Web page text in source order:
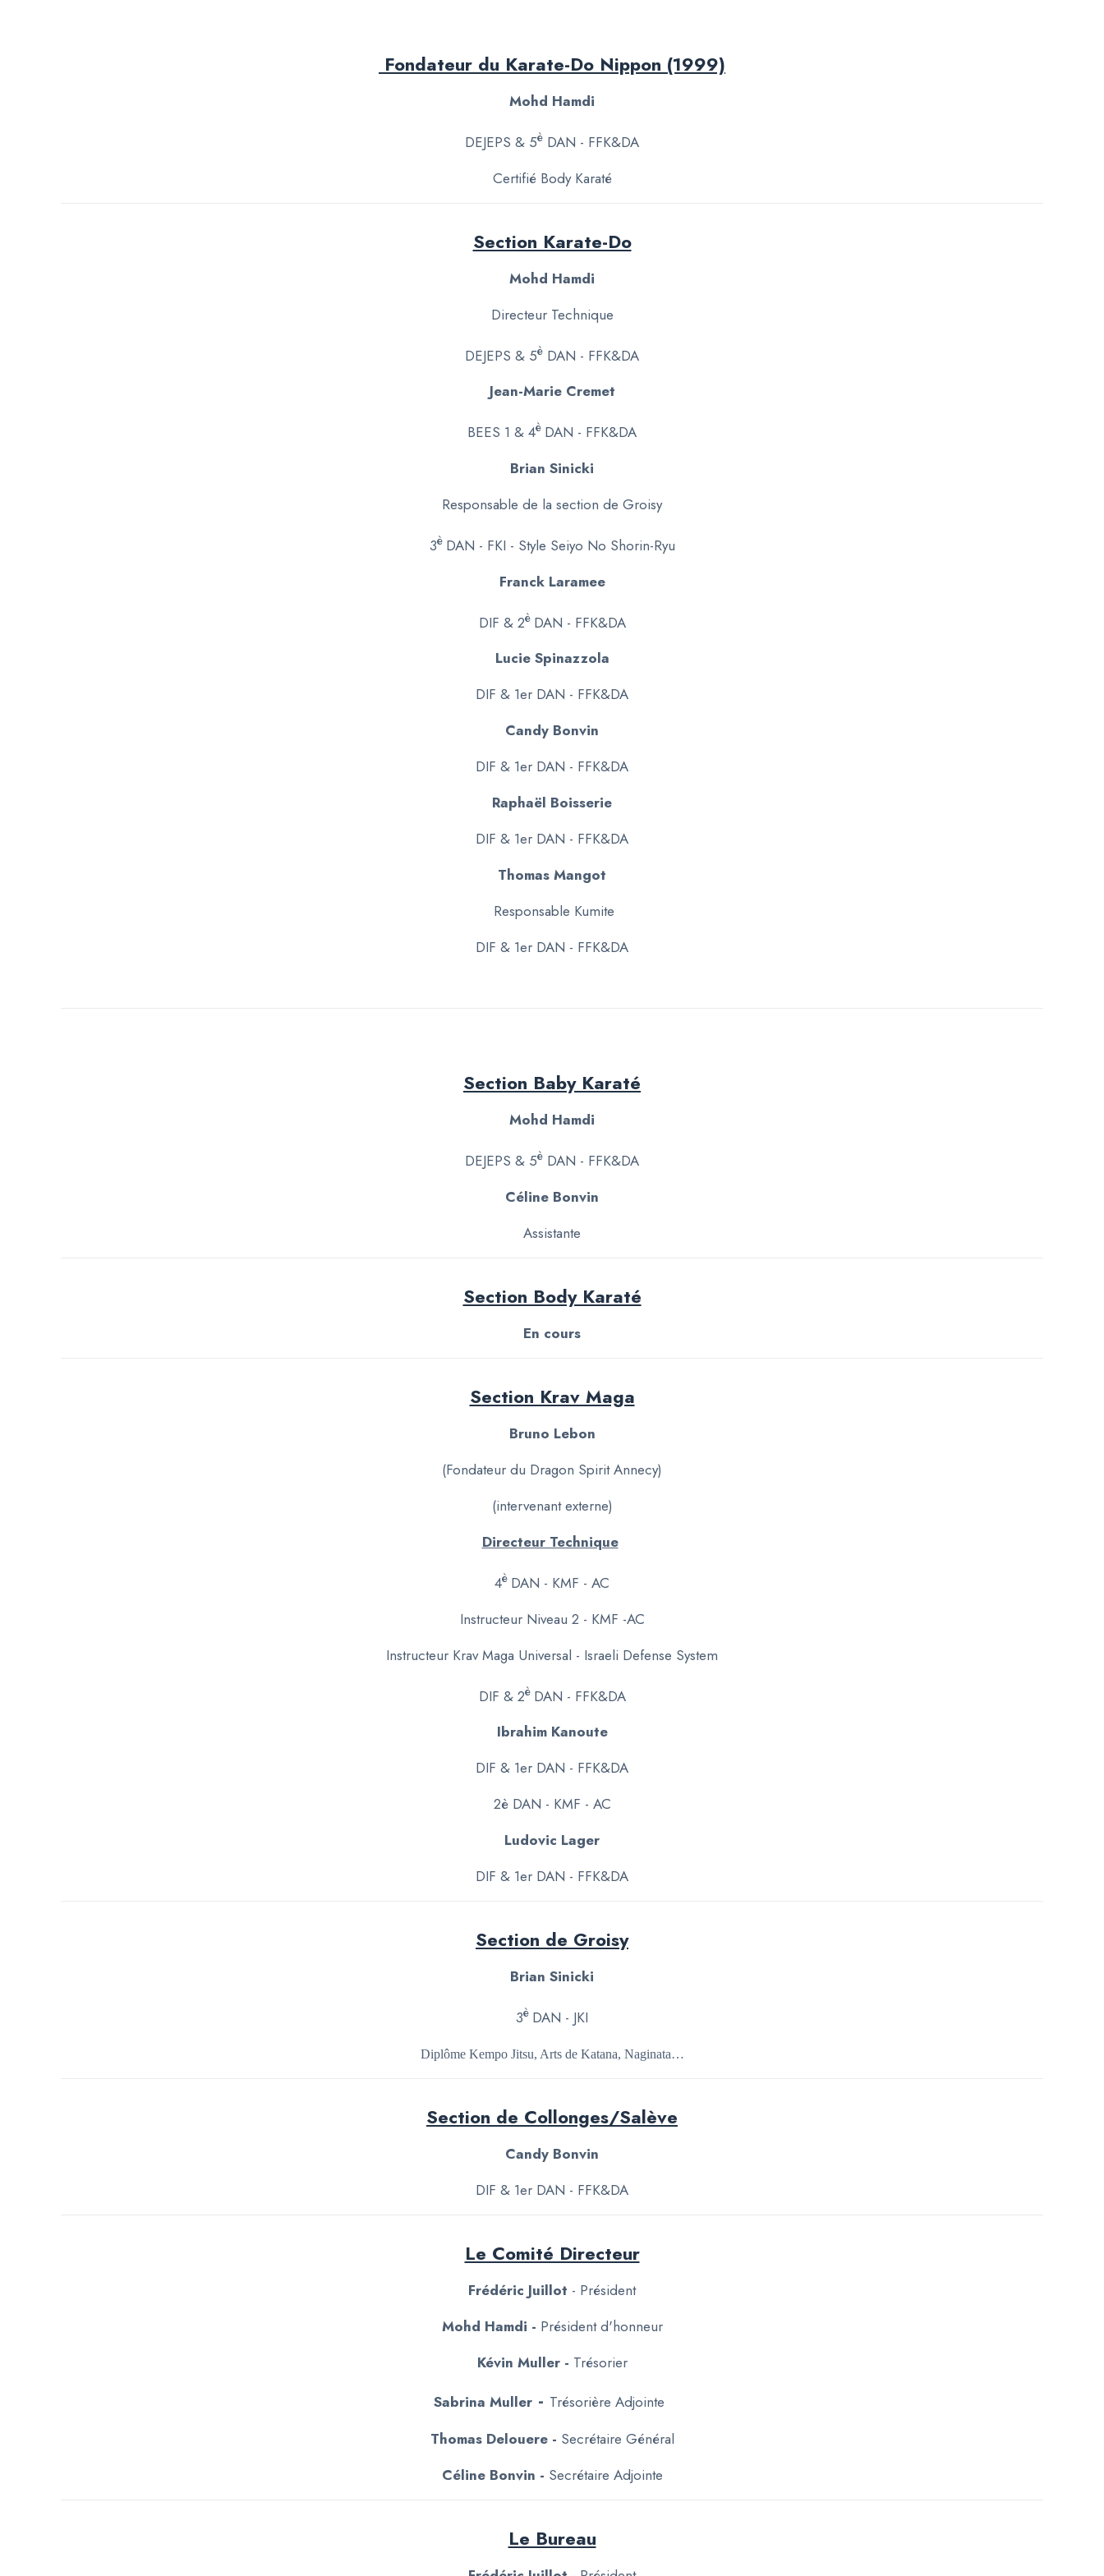
Fondateur du Karate-Do Nippon (1999)
Mohd Hamdi
DEJEPS & 5è DAN - FFK&DA
Certifié Body Karaté
Section Karate-Do
Mohd Hamdi
Directeur Technique
DEJEPS & 5è DAN - FFK&DA
Jean-Marie Cremet
BEES 1 & 4è DAN - FFK&DA
Brian Sinicki
Responsable de la section de Groisy
3è DAN - FKI - Style Seiyo No Shorin-Ryu
Franck Laramee
DIF & 2è DAN - FFK&DA
Lucie Spinazzola
DIF & 1er DAN - FFK&DA
Candy Bonvin
DIF & 1er DAN - FFK&DA
Raphaël Boisserie
DIF & 1er DAN - FFK&DA
Thomas Mangot
Responsable Kumite
DIF & 1er DAN - FFK&DA
Section Baby Karaté
Mohd Hamdi
DEJEPS & 5è DAN - FFK&DA
Céline Bonvin
Assistante
Section Body Karaté
En cours
Section Krav Maga
Bruno Lebon
(Fondateur du Dragon Spirit Annecy)
(intervenant externe)
Directeur Technique
4è DAN - KMF - AC
Instructeur Niveau 2 - KMF -AC
Instructeur Krav Maga Universal - Israeli Defense System
DIF & 2è DAN - FFK&DA
Ibrahim Kanoute
DIF & 1er DAN - FFK&DA
2è DAN - KMF - AC
Ludovic Lager
DIF & 1er DAN - FFK&DA
Section de Groisy
Brian Sinicki
3è DAN - JKI
Diplôme Kempo Jitsu, Arts de Katana, Naginata…
Section de Collonges/Salève
Candy Bonvin
DIF & 1er DAN - FFK&DA
Le Comité Directeur
Frédéric Juillot - Président
Mohd Hamdi - Président d'honneur
Kévin Muller - Trésorier
Sabrina Muller - Trésorière Adjointe
Thomas Delouere - Secrétaire Général
Céline Bonvin - Secrétaire Adjointe
Le Bureau